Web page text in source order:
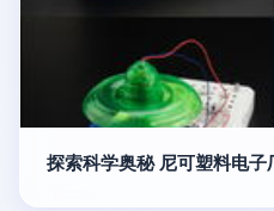
探索科学奥秘 尼可塑料电